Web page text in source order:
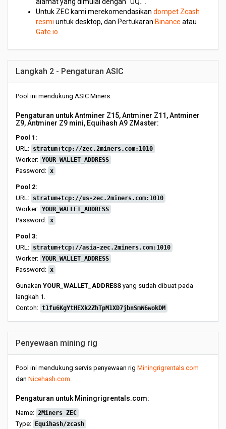
Untuk ZEC kami merekomendasikan dompet Zcash
resmi untuk desktop, dan Pertukaran Binance atau
Gate.io
Langkah 2 - Pengaturan ASIC
Pool ini mendukung ASIC Miners.
Pengaturan untuk Antminer Z15, Antminer Z11, Antminer
Z9, Antminer Z9 mini, Equihash A9 ZMaster:
Pool 1:
URL: stratum+tcp://zec.2miners.com:1010
Worker: YOUR_WALLET_ADDRESS
Password: x
Pool 2:
URL: stratum+tcp://us-zec.2miners.com:1010
Worker: YOUR_WALLET_ADDRESS
Password: x
Pool 3:
URL: stratum+tcp://asia-zec.2miners.com:1010
Worker: YOUR_WALLET_ADDRESS
Password: x
Gunakan YOUR_WALLET_ADDRESS yang sudah dibuat pada
langkah 1.
Contoh: t1fu6KgYtHEXk2ZhTpM1XD7jbnSmW6wokDM
Penyewaan mining rig
Pool ini mendukung servis penyewaan rig Miningrigrentals.com
dan Nicehash.com.
Pengaturan untuk Miningrigrentals.com:
Name: 2Miners ZEC
Type: Equihash/zcash